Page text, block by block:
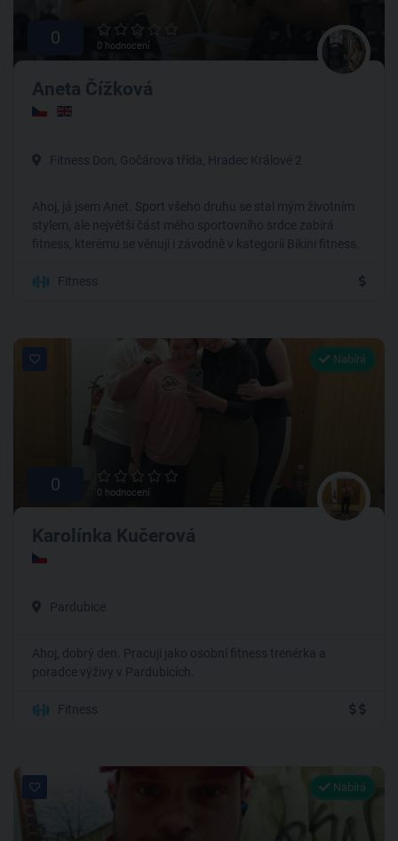
0 0 hodnocení
Aneta Čížková
Fitness Don, Gočárova třída, Hradec Králové 2
Ahoj, já jsem Anet. Sport všeho druhu se stal mým životním
stylem, ale největší část mého sportovního srdce zabírá
fitness, kterému se věnuji i závodně v kategorii Bikini fitness.
Fitness
Nabírá
0 0 hodnocení
Karolínka Kučerová
Pardubice
Ahoj, dobrý den. Pracuji jako osobní fitness trenérka a
poradce výživy v Pardubicích.
Fitness
Nabírá